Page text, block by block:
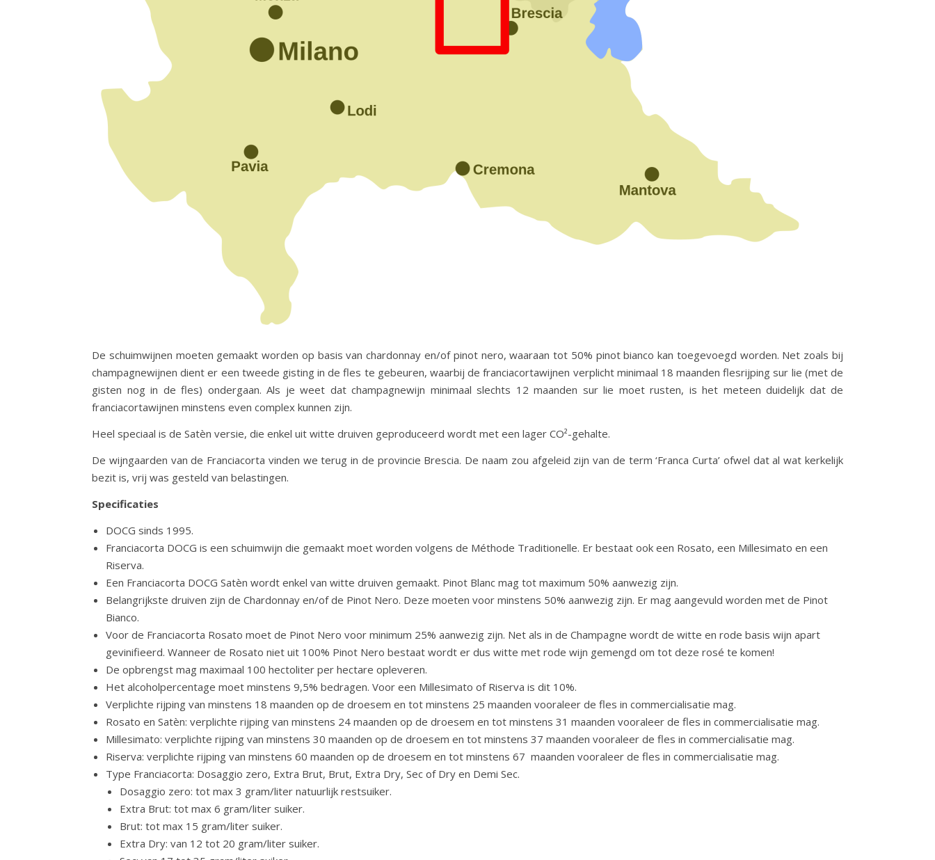
De schuimwijnen moeten gemaakt worden op basis van chardonnay en/of pinot nero, waaraan tot 50% pinot bianco kan toegevoegd worden. Net zoals bij
champagnewijnen dient er een tweede gisting in de fles te gebeuren, waarbij de franciacortawijnen verplicht minimaal 18 maanden flesrijping sur lie (met de
gisten nog in de fles) ondergaan. Als je weet dat champagnewijn minimaal slechts 12 maanden sur lie moet rusten, is het meteen duidelijk dat de
franciacortawijnen minstens even complex kunnen zijn.
Heel speciaal is de Satèn versie, die enkel uit witte druiven geproduceerd wordt met een lager CO²-gehalte.
De wijngaarden van de Franciacorta vinden we terug in de provincie Brescia. De naam zou afgeleid zijn van de term ‘Franca Curta’ ofwel dat al wat kerkelijk
bezit is, vrij was gesteld van belastingen.
Specificaties
DOCG sinds 1995.
Franciacorta DOCG is een schuimwijn die gemaakt moet worden volgens de Méthode Traditionelle. Er bestaat ook een Rosato, een Millesimato en een
Riserva.
Een Franciacorta DOCG Satèn wordt enkel van witte druiven gemaakt. Pinot Blanc mag tot maximum 50% aanwezig zijn.
Belangrijkste druiven zijn de Chardonnay en/of de Pinot Nero. Deze moeten voor minstens 50% aanwezig zijn. Er mag aangevuld worden met de Pinot
Bianco.
Voor de Franciacorta Rosato moet de Pinot Nero voor minimum 25% aanwezig zijn. Net als in de Champagne wordt de witte en rode basis wijn apart
gevinifieerd. Wanneer de Rosato niet uit 100% Pinot Nero bestaat wordt er dus witte met rode wijn gemengd om tot deze rosé te komen!
De opbrengst mag maximaal 100 hectoliter per hectare opleveren.
Het alcoholpercentage moet minstens 9,5% bedragen. Voor een Millesimato of Riserva is dit 10%.
Verplichte rijping van minstens 18 maanden op de droesem en tot minstens 25 maanden vooraleer de fles in commercialisatie mag.
Rosato en Satèn: verplichte rijping van minstens 24 maanden op de droesem en tot minstens 31 maanden vooraleer de fles in commercialisatie mag.
Millesimato: verplichte rijping van minstens 30 maanden op de droesem en tot minstens 37 maanden vooraleer de fles in commercialisatie mag.
Riserva: verplichte rijping van minstens 60 maanden op de droesem en tot minstens 67 maanden vooraleer de fles in commercialisatie mag.
Type Franciacorta: Dosaggio zero, Extra Brut, Brut, Extra Dry, Sec of Dry en Demi Sec.
Dosaggio zero: tot max 3 gram/liter natuurlijk restsuiker.
Extra Brut: tot max 6 gram/liter suiker.
Brut: tot max 15 gram/liter suiker.
Extra Dry: van 12 tot 20 gram/liter suiker.